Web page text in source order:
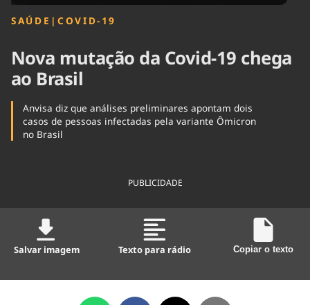
SAÚDE | COVID-19
Nova mutação da Covid-19 chega
ao Brasil
Anvisa diz que análises preliminares apontam dois
casos de pessoas infectadas pela variante Ômicron
no Brasil
PUBLICIDADE
Salvar imagem Texto para rádio Copiar o texto